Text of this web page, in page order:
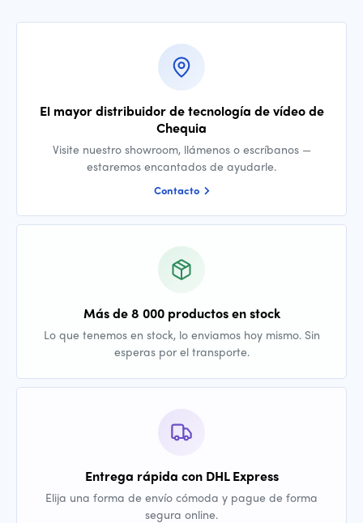
El mayor distribuidor de tecnología de vídeo de
Chequia
Visite nuestro showroom, llámenos o escríbanos —
estaremos encantados de ayudarle.
Contacto
Más de 8 000 productos en stock
Lo que tenemos en stock, lo enviamos hoy mismo. Sin
esperas por el transporte.
Entrega rápida con DHL Express
Elija una forma de envío cómoda y pague de forma
segura online.